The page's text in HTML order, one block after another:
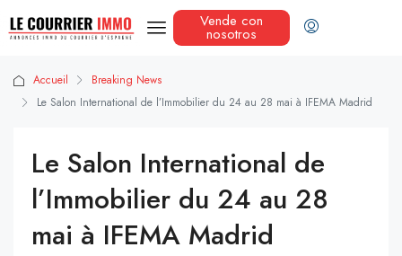
Vende con
nosotros
Accueil
Breaking News
Le Salon International de l’Immobilier du 24 au 28 mai à IFEMA Madrid
Le Salon International de
l’Immobilier du 24 au 28
mai à IFEMA Madrid